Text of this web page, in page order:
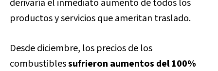
derivaría el inmediato aumento de todos los
productos y servicios que ameritan traslado.
Desde diciembre, los precios de los
combustiblessufrieron aumentos del 100%